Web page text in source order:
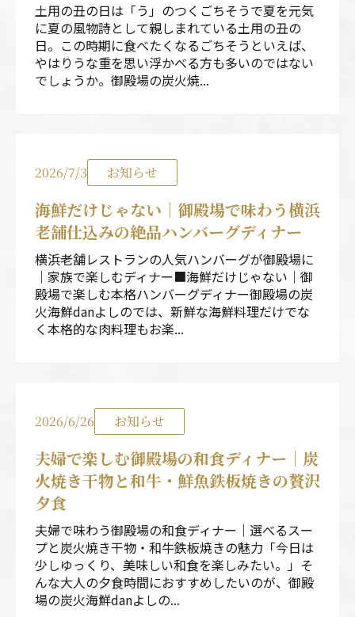
土用の丑の日は「う」のつくごちそうで夏を元気
に夏の風物詩として親しまれている土用の丑の
日。この時期に食べたくなるごちそうといえば、
やはりうな重を思い浮かべる方も多いのではない
でしょうか。御殿場の炭火焼...
2026/7/3 お知らせ
海鮮だけじゃない｜御殿場で味わう横浜
老舗仕込みの絶品ハンバーグディナー
横浜老舗レストランの人気ハンバーグが御殿場に
｜家族で楽しむディナー■海鮮だけじゃない｜御
殿場で楽しむ本格ハンバーグディナー御殿場の炭
火海鮮danよしのでは、新鮮な海鮮料理だけでな
く本格的な肉料理もお楽...
2026/6/26 お知らせ
夫婦で楽しむ御殿場の和食ディナー｜炭
火焼き干物と和牛・鮮魚鉄板焼きの贅沢
夕食
夫婦で味わう御殿場の和食ディナー｜選べるスー
プと炭火焼き干物・和牛鉄板焼きの魅力「今日は
少しゆっくり、美味しい和食を楽しみたい。」そ
んな大人の夕食時間におすすめしたいのが、御殿
場の炭火海鮮danよしの...